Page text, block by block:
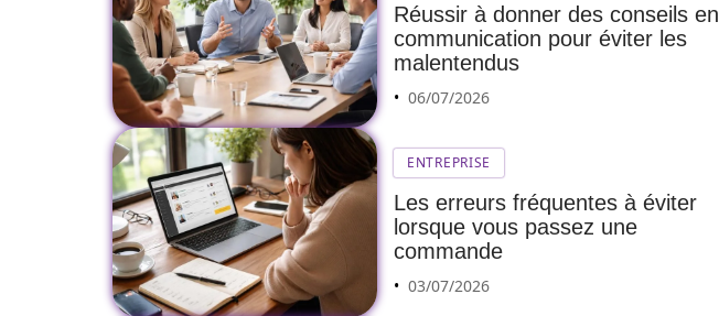
Réussir à donner des conseils en
communication pour éviter les
malentendus
06/07/2026
ENTREPRISE
Les erreurs fréquentes à éviter
lorsque vous passez une
commande
03/07/2026